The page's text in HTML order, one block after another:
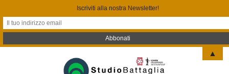
Iscriviti alla nostra Newsletter!
▲